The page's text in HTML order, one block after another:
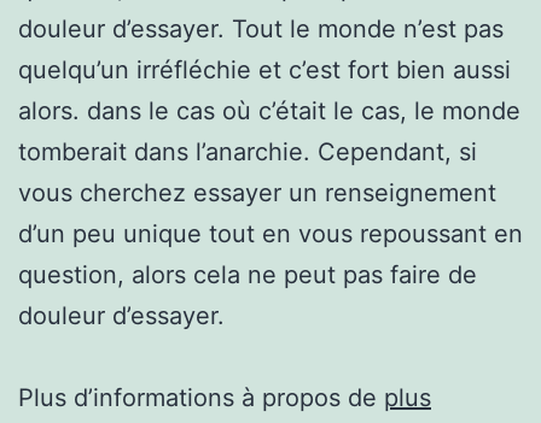
douleur d’essayer. Tout le monde n’est pas
quelqu’un irréfléchie et c’est fort bien aussi
alors. dans le cas où c’était le cas, le monde
tomberait dans l’anarchie. Cependant, si
vous cherchez essayer un renseignement
d’un peu unique tout en vous repoussant en
question, alors cela ne peut pas faire de
douleur d’essayer.
Plus d’informations à propos de plus